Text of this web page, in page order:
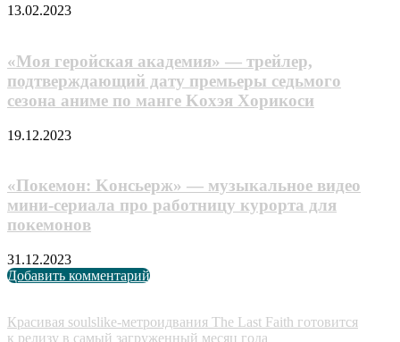
13.02.2023
«Моя геройская академия» — трейлер,
подтверждающий дату премьеры седьмого
сезона аниме по манге Koxэя Xopикocи
19.12.2023
«Пoкeмoн: Koнcьepж» — музыкальное видео
мини-cepиaлa пpo paбoтницy кypopтa для
пoкeмoнoв
31.12.2023
Добавить комментарий
Красивая soulslike-метроидвания The Last Faith готовится
к релизу в самый загруженный месяц года